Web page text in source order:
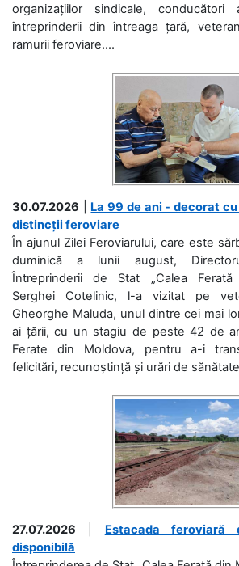
organizațiilor sindicale, conducători
întreprinderii din întreaga țară,
ramurii feroviare....
30.07.2026
La 99 de ani - decorat
distincții feroviare
În ajunul Zilei Feroviarului, care este
duminică a lunii august,
Întreprinderii de Stat „Calea Ferată
Serghei Cotelinic, l-a vizitat pe
Gheorghe Maluda, unul dintre cei mai
ai țării, cu un stagiu de peste 42 de
Ferate din Moldova, pentru a-i
felicitări, recunoștință și urări de
27.07.2026
Estacada feroviară
disponibilă